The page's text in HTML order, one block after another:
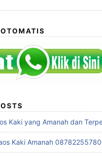
Kaki yang Amanah dan
Kaki Amanah